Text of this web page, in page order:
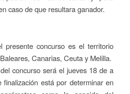
caso de que resultara ganador.
presente concurso es el territorio
Canarias, Ceuta y Melilla.
concurso será el jueves 18 de a
está por determinar en